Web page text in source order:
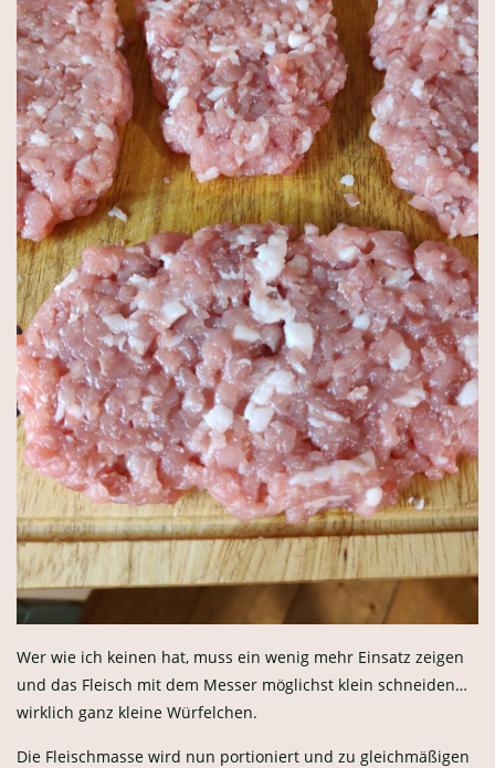
Wer wie ich keinen hat, muss ein wenig mehr Einsatz zeigen
und das Fleisch mit dem Messer möglichst klein schneiden…
wirklich ganz kleine Würfelchen.
Die Fleischmasse wird nun portioniert und zu gleichmäßigen